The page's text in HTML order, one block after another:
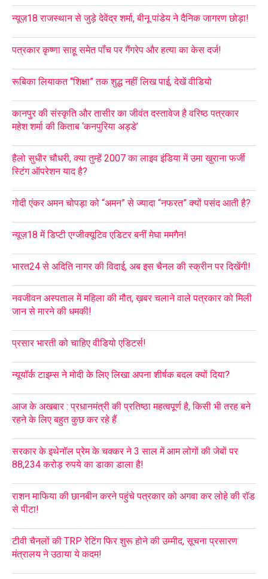
न्यूज़18 राजस्थान से जुड़े देवेंद्र शर्मा, बीनू पांडेय ने दैनिक जागरण छोड़ा!
पत्रकार कृष्णा साहू समेत पाँच पर गैंगरेप और हत्या का केस दर्ज!
रूबिका लियाकत “शिक्षा” तक शुद्ध नहीं लिख पाई, देखें वीडियो
कानपुर की संस्कृति और तासीर का जीवंत दस्तावेज है वरिष्ठ पत्रकार
महेश शर्मा की किताब ‘कनपुरिया अड्डे’
हैलो सुधीर चौधरी, क्या तुम्हें 2007 का लाइव इंडिया में उमा खुराना फर्जी
स्टिंग ऑपरेशन याद है?
गोदी एंकर अमन चोपड़ा को “अमन” से ज्यादा “नफरत” क्यों पसंद आती है?
न्यूज़18 में डिप्टी एग्जीक्यूटिव एडिटर बनीं मेघा ममगैन!
भारत24 से अदिति नागर की विदाई, अब इस चैनल की स्क्रीन पर दिखेंगी!
नवजीवन अस्पताल में महिला की मौत, ख़बर चलाने वाले पत्रकार को मिली
जान से मारने की धमकी!
प्रसार भारती को चाहिए वीडियो एडिटर्स!
न्यूयॉर्क टाइम्स ने मोदी के लिए लिखा अपना शीर्षक बदल क्यों दिया?
आज के अखबार : प्रधानमंत्री की प्रतिष्ठा महत्वपूर्ण है, किसी भी तरह बने
रहने के लिए बहुत कुछ कर रहे हैं
सरकार के इथेनॉल प्रेम के चक्कर ने 3 साल में आम लोगों की जेबों पर
88,234 करोड़ रुपये का डाका डाला है!
राशन माफिया की छानबीन करने पहुंचे पत्रकार को अगवा कर लोहे की रॉड
से पीटा!
टीवी चैनलों की TRP रेटिंग फिर शुरू होने की उम्मीद, सूचना प्रसारण
मंत्रालय ने उठाया ये कदम!